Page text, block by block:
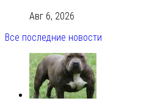
Авг 6, 2026
Все последние новости